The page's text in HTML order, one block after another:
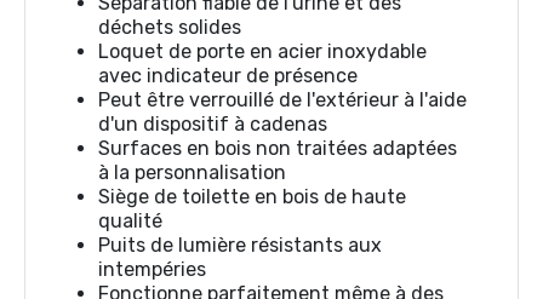
déchets solides
Loquet de porte en acier inoxydable
avec indicateur de présence
Peut être verrouillé de l'extérieur à l'aide
d'un dispositif à cadenas
Surfaces en bois non traitées adaptées
à la personnalisation
Siège de toilette en bois de haute
qualité
Puits de lumière résistants aux
intempéries
Fonctionne parfaitement même à des